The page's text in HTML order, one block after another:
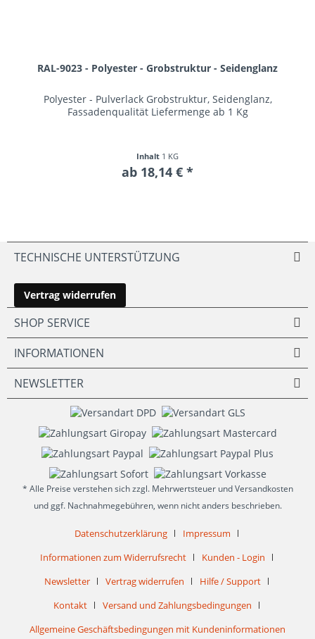
RAL-9023 - Polyester - Grobstruktur - Seidenglanz
Polyester - Pulverlack Grobstruktur, Seidenglanz,
Fassadenqualität Liefermenge ab 1 Kg
Inhalt 1 KG
ab 18,14 € *
TECHNISCHE UNTERSTÜTZUNG
Vertrag widerrufen
SHOP SERVICE
INFORMATIONEN
NEWSLETTER
* Alle Preise verstehen sich zzgl. Mehrwertsteuer und Versandkosten
und ggf. Nachnahmegebühren, wenn nicht anders beschrieben.
Datenschutzerklärung
Impressum
Informationen zum Widerrufsrecht
Kunden - Login
Newsletter
Vertrag widerrufen
Hilfe / Support
Kontakt
Versand und Zahlungsbedingungen
Allgemeine Geschäftsbedingungen mit Kundeninformationen